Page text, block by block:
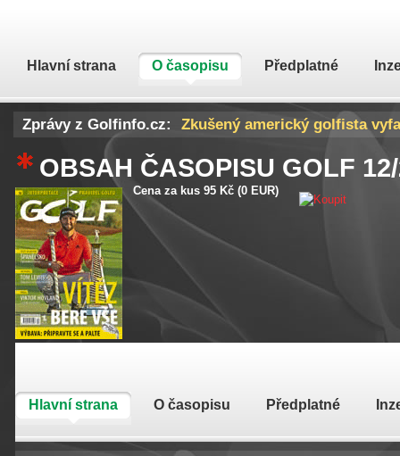
Hlavní strana O časopisu Předplatné
Zprávy z Golfinfo.cz: Zkušený americký golfista
Donald Trump prý vyhrál
OBSAH ČASOPISU GOLF
Cena za kus 95 Kč (0 EUR)